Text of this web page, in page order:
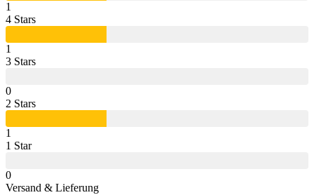
1
4 Stars
1
3 Stars
0
2 Stars
1
1 Star
0
Versand & Lieferung